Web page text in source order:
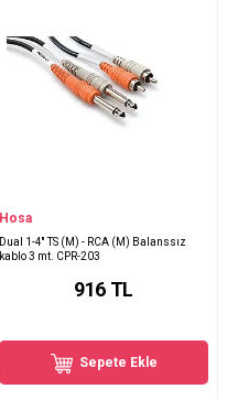
Hosa
Dual 1-4'' TS (M) - RCA (M) Balanssız
kablo 3 mt. CPR-203
916 TL
Sepete Ekle